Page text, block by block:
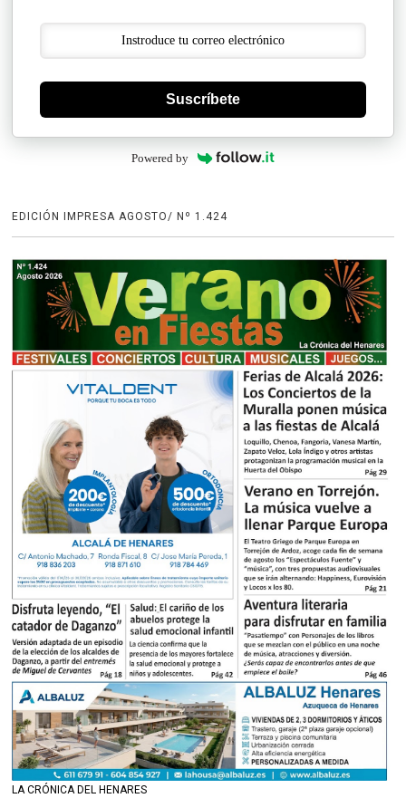
Suscríbete
Powered by
EDICIÓN IMPRESA AGOSTO/ Nº 1.424
LA CRÓNICA DEL HENARES